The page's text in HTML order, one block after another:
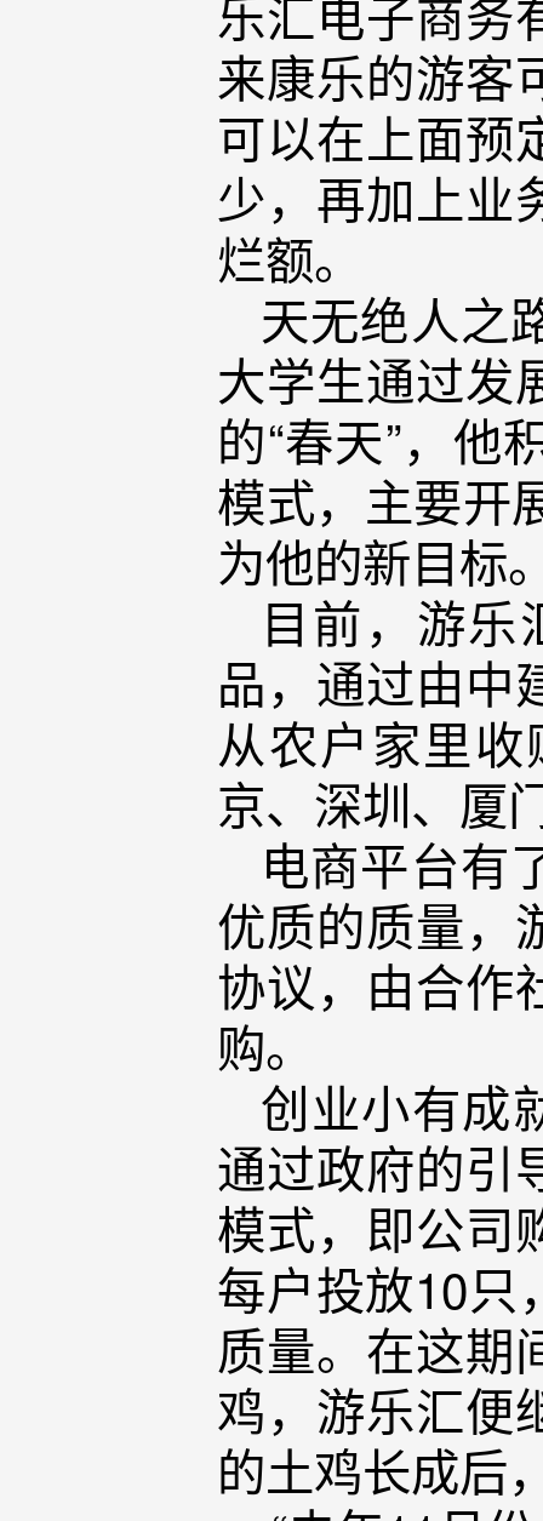
乐汇电子商
来康乐的游客
可以在上面预
少，再加上业
烂额。
天无绝人之
大学生通过发
的“春天”，他
模式，主要开
为他的新目标
目前，游
品，通过由中
从农户家里
京、深圳、厦
电商平台有
优质的质量，
协议，由合作
购。
创业小有成
通过政府的引
模式，即公司
每户投放10只
质量。在这期
鸡，游乐汇便
的土鸡长成后